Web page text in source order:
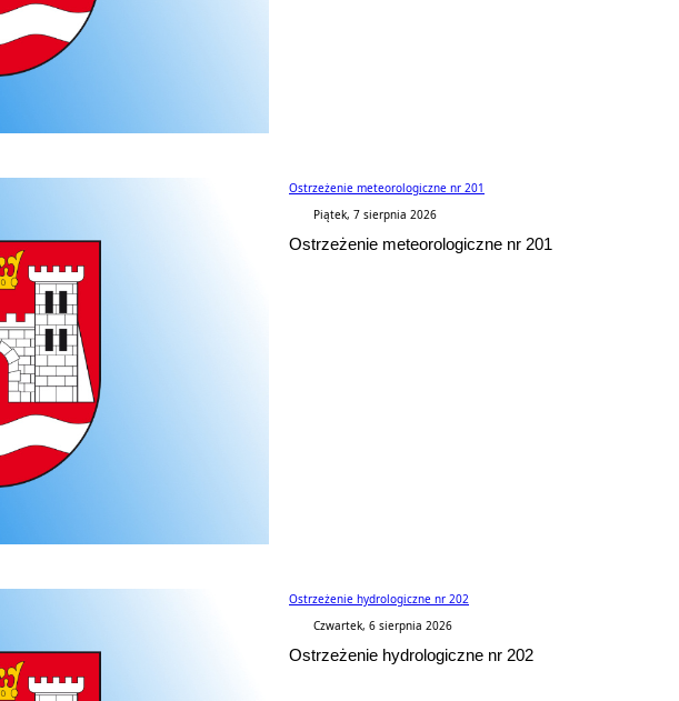
Ostrzeżenie meteorologiczne nr 201
Piątek, 7 sierpnia 2026
Ostrzeżenie meteorologiczne nr 201
Ostrzeżenie hydrologiczne nr 202
Czwartek, 6 sierpnia 2026
Ostrzeżenie hydrologiczne nr 202